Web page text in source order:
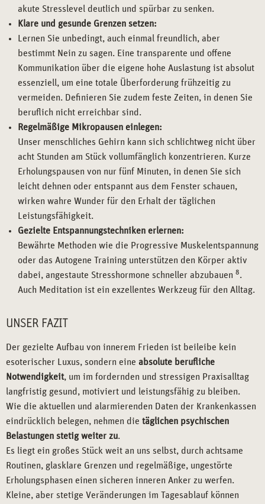
akute Stresslevel deutlich und spürbar zu senken.
Klare und gesunde Grenzen setzen:
Lernen Sie unbedingt, auch einmal freundlich, aber
bestimmt Nein zu sagen. Eine transparente und offene
Kommunikation über die eigene hohe Auslastung ist absolut
essenziell, um eine totale Überforderung frühzeitig zu
vermeiden. Definieren Sie zudem feste Zeiten, in denen Sie
beruflich nicht erreichbar sind.
Regelmäßige Mikropausen einlegen:
Unser menschliches Gehirn kann sich schlichtweg nicht über
acht Stunden am Stück vollumfänglich konzentrieren. Kurze
Erholungspausen von nur fünf Minuten, in denen Sie sich
leicht dehnen oder entspannt aus dem Fenster schauen,
wirken wahre Wunder für den Erhalt der täglichen
Leistungsfähigkeit.
Gezielte Entspannungstechniken erlernen:
Bewährte Methoden wie die Progressive Muskelentspannung
oder das Autogene Training unterstützen den Körper aktiv
dabei, angestaute Stresshormone schneller abzubauen 8.
Auch Meditation ist ein exzellentes Werkzeug für den Alltag.
UNSER FAZIT
Der gezielte Aufbau von innerem Frieden ist beileibe kein
esoterischer Luxus, sondern eine absolute berufliche
Notwendigkeit, um im fordernden und stressigen Praxisalltag
langfristig gesund, motiviert und leistungsfähig zu bleiben.
Wie die aktuellen und alarmierenden Daten der Krankenkassen
eindrücklich belegen, nehmen die täglichen psychischen
Belastungen stetig weiter zu.
Es liegt ein großes Stück weit an uns selbst, durch achtsame
Routinen, glasklare Grenzen und regelmäßige, ungestörte
Erholungsphasen einen sicheren inneren Anker zu werfen.
Kleine, aber stetige Veränderungen im Tagesablauf können